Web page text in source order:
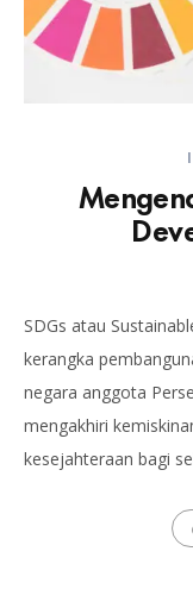
SDGs atau
kerangka
negara anggota
mengakhiri
kesejahteraan bagi